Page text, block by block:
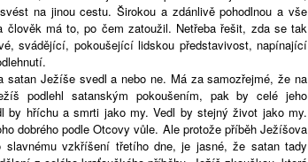
na jinou cestu. Širokou a zdánlivě pohodlnou a vše
má to, po čem zatoužil. Netřeba řešit, zda se tak
svádějící, pokoušející lidskou představivost, napínající
satan Ježíše svedl a nebo ne. Má za samozřejmé, že na
podlehl satanským pokoušením, pak by celé jeho
by hříchu a smrti jako my. Vedl by stejný život jako my.
dobrého podle Otcovy vůle. Ale protože příběh Ježíšova
vzkříšení třetího dne, je jasné, že satan tady